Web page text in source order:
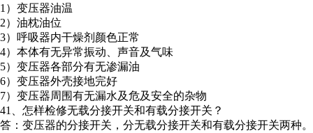
1）变压器油温
2）油枕油位
3）呼吸器内干燥剂颜色正常
4）本体有无异常振动、声音及气味
5）变压器各部分有无渗漏油
6）变压器外壳接地完好
7）变压器周围有无漏水及危及安全的杂物
41、怎样检修无载分接开关和有载分接开关？
答：变压器的分接开关，分无载分接开关和有载分接开关两种